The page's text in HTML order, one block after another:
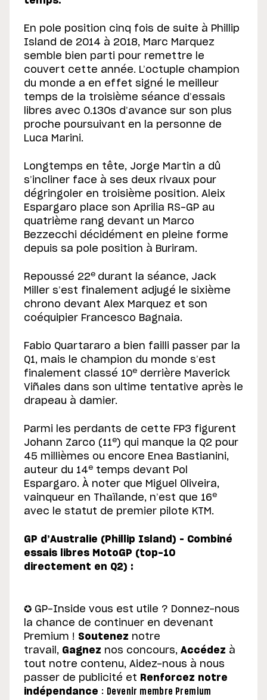
En pole position cinq fois de suite à Phillip
Island de 2014 à 2018, Marc Marquez
semble bien parti pour remettre le
couvert cette année. L’octuple champion
du monde a en effet signé le meilleur
temps de la troisième séance d’essais
libres avec 0.130s d’avance sur son plus
proche poursuivant en la personne de
Luca Marini.
Longtemps en tête, Jorge Martin a dû
s’incliner face à ses deux rivaux pour
dégringoler en troisième position. Aleix
Espargaro place son Aprilia RS-GP au
quatrième rang devant un Marco
Bezzecchi décidément en pleine forme
depuis sa pole position à Buriram.
Repoussé 22e durant la séance, Jack
Miller s’est finalement adjugé le sixième
chrono devant Alex Marquez et son
coéquipier Francesco Bagnaia.
Fabio Quartararo a bien failli passer par la
Q1, mais le champion du monde s’est
finalement classé 10e derrière Maverick
Viñales dans son ultime tentative après le
drapeau à damier.
Parmi les perdants de cette FP3 figurent
Johann Zarco (11e) qui manque la Q2 pour
45 millièmes ou encore Enea Bastianini,
auteur du 14e temps devant Pol
Espargaro. À noter que Miguel Oliveira,
vainqueur en Thaïlande, n’est que 16e
avec le statut de premier pilote KTM.
GP d’Australie (Phillip Island) – Combiné
essais libres MotoGP (top-10
directement en Q2) :
✪ GP-Inside vous est utile ? Donnez-nous
la chance de continuer en devenant
Premium ! Soutenez notre
travail, Gagnez nos concours, Accédez à
tout notre contenu, Aidez-nous à nous
passer de publicité et Renforcez notre
indépendance : Devenir membre Premium